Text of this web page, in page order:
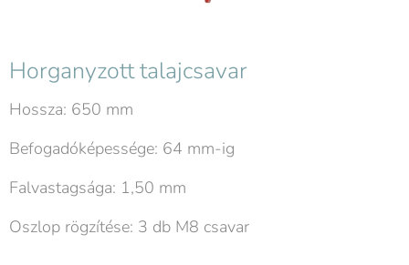
Horganyzott talajcsavar
Hossza: 650 mm
Befogadóképessége: 64 mm-ig
Falvastagsága: 1,50 mm
Oszlop rögzítése: 3 db M8 csavar